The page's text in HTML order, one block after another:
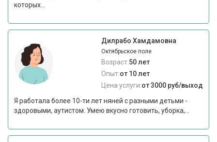
которых...
Дилрабо Хамдамовна
Октябрьское поле
Возраст:50 лет
Опыт:от 10 лет
Цена услуги:от 3000 руб/выход
Я работала более 10-ти лет няней с разными детьми -
здоровыми, аутистом. Умею вкусно готовить, уборка,...